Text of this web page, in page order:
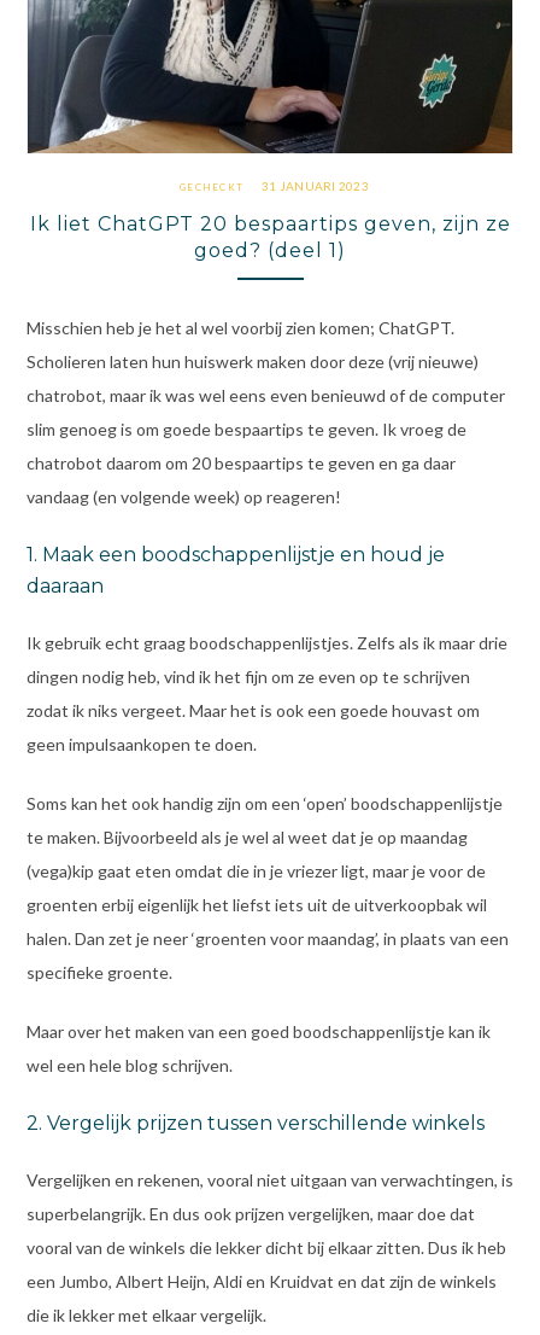
GECHECKT 31 JANUARI 2023
Ik liet ChatGPT 20 bespaartips geven, zijn ze
goed? (deel 1)
Misschien heb je het al wel voorbij zien komen; ChatGPT.
Scholieren laten hun huiswerk maken door deze (vrij nieuwe)
chatrobot, maar ik was wel eens even benieuwd of de computer
slim genoeg is om goede bespaartips te geven. Ik vroeg de
chatrobot daarom om 20 bespaartips te geven en ga daar
vandaag (en volgende week) op reageren!
1. Maak een boodschappenlijstje en houd je
daaraan
Ik gebruik echt graag boodschappenlijstjes. Zelfs als ik maar drie
dingen nodig heb, vind ik het fijn om ze even op te schrijven
zodat ik niks vergeet. Maar het is ook een goede houvast om
geen impulsaankopen te doen.
Soms kan het ook handig zijn om een ‘open’ boodschappenlijstje
te maken. Bijvoorbeeld als je wel al weet dat je op maandag
(vega)kip gaat eten omdat die in je vriezer ligt, maar je voor de
groenten erbij eigenlijk het liefst iets uit de uitverkoopbak wil
halen. Dan zet je neer ‘groenten voor maandag’, in plaats van een
specifieke groente.
Maar over het maken van een goed boodschappenlijstje kan ik
wel een hele blog schrijven.
2. Vergelijk prijzen tussen verschillende winkels
Vergelijken en rekenen, vooral niet uitgaan van verwachtingen, is
superbelangrijk. En dus ook prijzen vergelijken, maar doe dat
vooral van de winkels die lekker dicht bij elkaar zitten. Dus ik heb
een Jumbo, Albert Heijn, Aldi en Kruidvat en dat zijn de winkels
die ik lekker met elkaar vergelijk.